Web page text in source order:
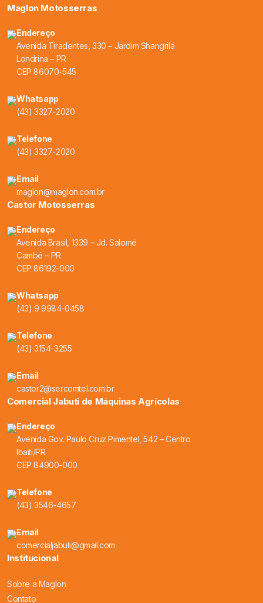
Maglon Motosserras
Endereço
Avenida Tiradentes, 330 – Jardim Shangrilá
Londrina – PR
CEP 86070-545
Whatsapp
(43) 3327-2020
Telefone
(43) 3327-2020
Email
maglon@maglon.com.br
Castor Motosserras
Endereço
Avenida Brasil, 1339 – Jd. Salomé
Cambé – PR
CEP 86192-000
Whatsapp
(43) 9 9984-0458
Telefone
(43) 3154-3255
Email
castor2@sercomtel.com.br
Comercial Jabuti de Máquinas Agrícolas
Endereço
Avenida Gov. Paulo Cruz Pimentel, 542 – Centro
Ibaiti/PR
CEP 84900-000
Telefone
(43) 3546-4657
Email
comercialjabuti@gmail.com
Institucional
Sobre a Maglon
Contato